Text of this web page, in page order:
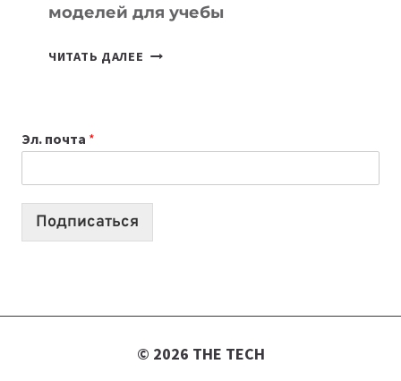
моделей для учебы
ЧИТАТЬ ДАЛЕЕ КАКОЙ
2026:
10
Эл. почта *
Подписаться
© 2026 THE TECH